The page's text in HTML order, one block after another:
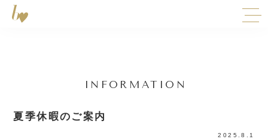
INFORMATION
夏季休暇のご案内
2025.8.1